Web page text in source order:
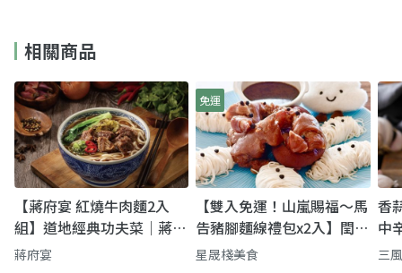
相關商品
【蔣府宴 紅燒牛肉麵2入
組】道地經典功夫菜｜蔣府
宴 隱藏版眷村牛肉麵
蔣府宴
免運
【雙入免運！山嵐賜福～馬
告豬腳麵線禮包x2入】閏月
孝親禮盒首選｜花蓮原民香
星晟棧美食
香
中
三